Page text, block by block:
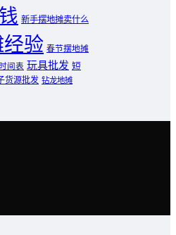
新手摆地摊卖什么
验 春节摆地摊
间表 玩具批发 短
货源批发 钻龙地摊